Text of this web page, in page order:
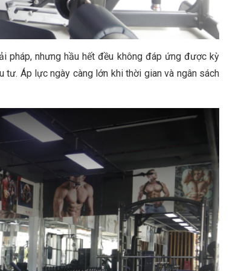
pháp, nhưng hầu hết đều không đáp ứng được kỳ
Áp lực ngày càng lớn khi thời gian và ngân sách